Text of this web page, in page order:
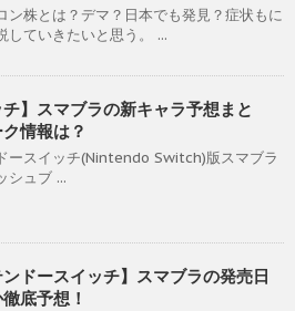
ン株とは？デマ？日本でも発見？症状もに
していきたいと思う。 ...
チ】スマブラの新キャラ予想まと
情報は？
ースイッチ(Nintendo Switch)版スマブラ
シュブ ...
ンドースイッチ】スマブラの発売日
底予想！